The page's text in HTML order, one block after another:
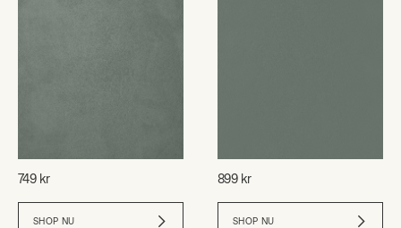
749 kr
SHOP NU
899 kr
SHOP NU